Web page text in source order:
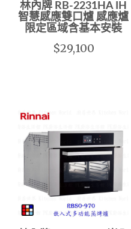
林內牌 RB-2231HA IH
智慧感應雙口爐 感應爐
限定區域含基本安裝
$29,100